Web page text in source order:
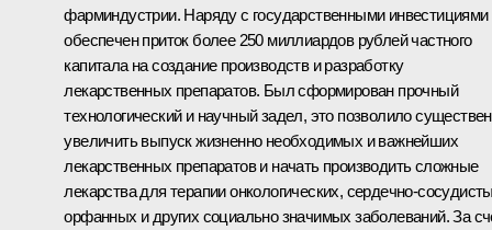
фарминдустрии. Наряду с государственными инвестициями
обеспечен приток более 250 миллиардов рублей частного
капитала на создание производств и разработку
лекарственных препаратов. Был сформирован прочный
технологический и научный задел, это позволило
увеличить выпуск жизненно необходимых и важнейших
лекарственных препаратов и начать производить сложные
лекарства для терапии онкологических, сердечно-
орфанных и других социально значимых заболеваний. За